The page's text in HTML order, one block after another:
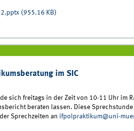
(955.16 KB)
im SIC
sich freitags in der Zeit von 10-11 Uhr im
beraten lassen. Diese
Sprechzeiten an ifpolpraktikum@uni-